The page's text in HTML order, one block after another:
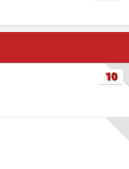
10